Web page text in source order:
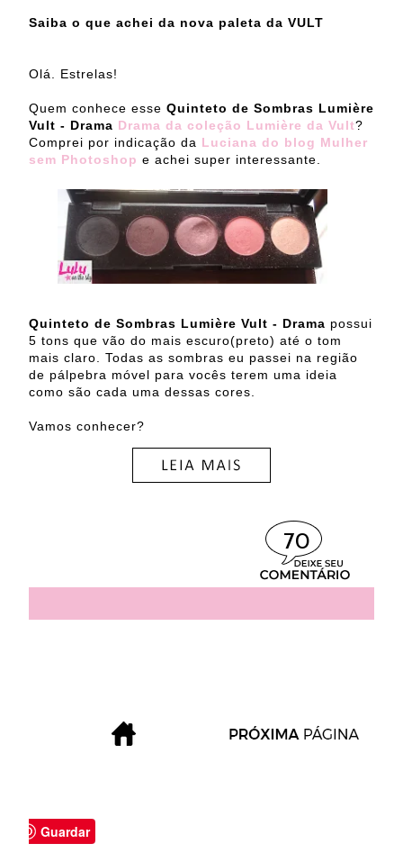
Saiba o que achei da nova paleta da VULT
Olá. Estrelas!
Quem conhece esse Quinteto de Sombras Lumière
Vult - Drama Drama da coleção Lumière da Vult?
Comprei por indicação da Luciana do blog Mulher
sem Photoshop e achei super interessante.
Quinteto de Sombras Lumière Vult - Drama possui
5 tons que vão do mais escuro(preto) até o tom
mais claro. Todas as sombras eu passei na região
de pálpebra móvel para vocês terem uma ideia
como são cada uma dessas cores.
Vamos conhecer?
70
Guardar